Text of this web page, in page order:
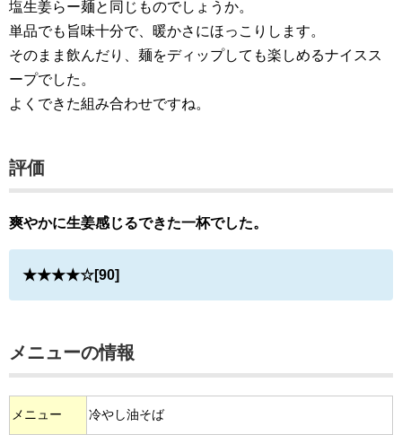
塩生姜らー麺と同じものでしょうか。
単品でも旨味十分で、暖かさにほっこりします。
そのまま飲んだり、麺をディップしても楽しめるナイスス
ープでした。
よくできた組み合わせですね。
評価
爽やかに生姜感じるできた一杯でした。
★★★★☆[90]
メニューの情報
メニュー 冷やし油そば